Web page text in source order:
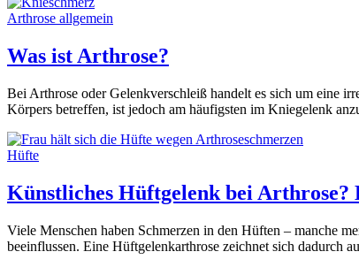
Arthrose allgemein
Was ist Arthrose?
Bei Arthrose oder Gelenkverschleiß handelt es sich um eine
Körpers betreffen, ist jedoch am häufigsten im Kniegelenk
Hüfte
Künstliches Hüftgelenk bei Arthrose?
Viele Menschen haben Schmerzen in den Hüften – manche
beeinflussen. Eine Hüftgelenkarthrose zeichnet sich dadurch